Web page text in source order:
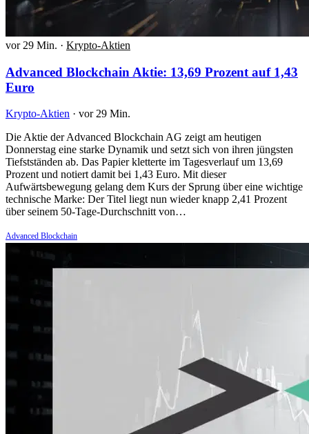
vor 29 Min. · Krypto-Aktien
Advanced Blockchain Aktie: 13,69 Prozent auf 1,43
Euro
Krypto-Aktien · vor 29 Min.
Die Aktie der Advanced Blockchain AG zeigt am heutigen
Donnerstag eine starke Dynamik und setzt sich von ihren jüngsten
Tiefstständen ab. Das Papier kletterte im Tagesverlauf um 13,69
Prozent und notiert damit bei 1,43 Euro. Mit dieser
Aufwärtsbewegung gelang dem Kurs der Sprung über eine wichtige
technische Marke: Der Titel liegt nun wieder knapp 2,41 Prozent
über seinem 50-Tage-Durchschnitt von…
Advanced Blockchain